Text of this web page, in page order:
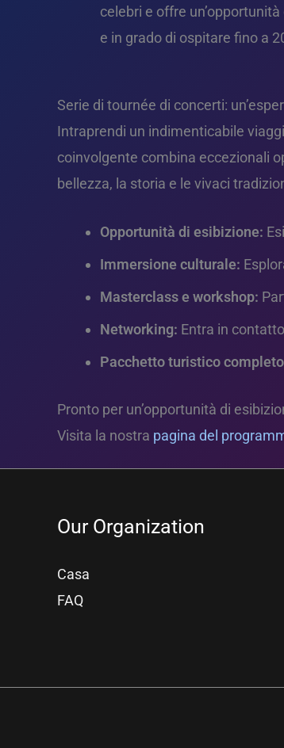
celebri e offre
e in grado di ospitare fino a
Serie di tournée di concerti:
Intraprendi un indimenticabile
coinvolgente combina eccezionali
bellezza, la storia e le vivaci
Opportunità di esibizione:
Immersione culturale:
Masterclass e workshop:
Networking: Entra in
Pacchetto turistico
Pronto per un’opportunità di
Visita la nostra pagina del
Our Organization
Casa
FAQ